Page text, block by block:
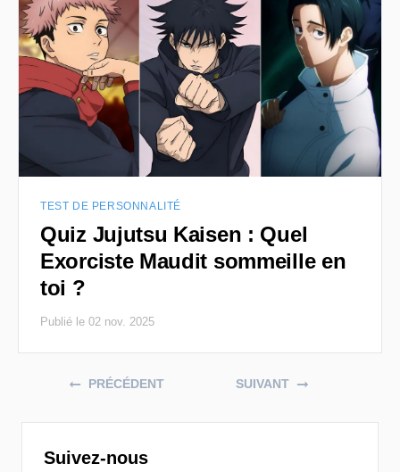
TEST DE PERSONNALITÉ
Quiz Jujutsu Kaisen : Quel
Exorciste Maudit sommeille en
toi ?
Publié le 02 nov. 2025
Posts navigation
PRÉCÉDENT SUIVANT
Suivez-nous